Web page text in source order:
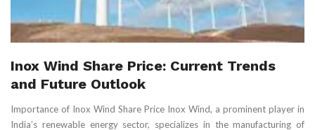
Inox Wind Share Price: Current Trends
and Future Outlook
Importance of Inox Wind Share Price Inox Wind, a prominent player in
India’s renewable energy sector, specializes in the manufacturing of